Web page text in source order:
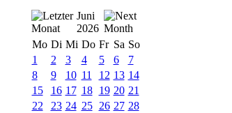
Juni
2026
Mo Di Mi Do Fr Sa So
1
2 3 4 5 6
7
8
9 10 11 12 13 14
15
16 17 18 19 20 21
22
23 24 25 26 27 28